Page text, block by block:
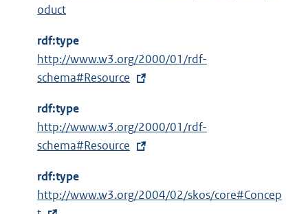
oduct
rdf:type
E
x
e
r
n
l
i
http://www.w3.org/2000/01/rdf-
schema#Resource
rdf:type
E
x
e
r
http://www.w3.org/2000/01/rdf-
schema#Resource
rdf:type
E
http://www.w3.org/2004/02/skos/core#Concep